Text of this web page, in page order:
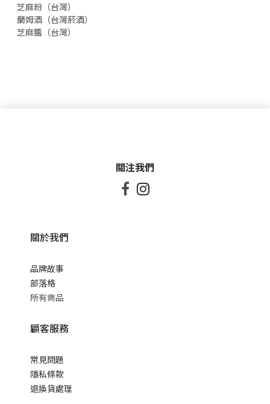
芝麻粉（台灣）
蘭姆酒（台灣菸酒）
芝麻醬（台灣）
關注我們
 
關於我們
品牌故事
部落格
所有商品
顧客服務
常見問題
隱私條款
退換貨處理